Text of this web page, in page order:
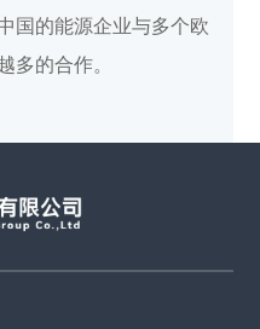
国的能源企业与多个欧
多的合作。